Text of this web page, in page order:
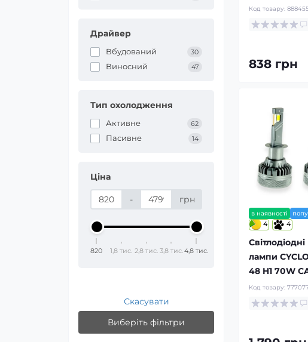
Драйвер
Вбудований 30
Виносний 47
Тип охолодження
Активне 62
Пасивне 14
Ціна
- грн
820 1,8 тис. 2,8 тис. 3,8 тис.4,8 тис.
Скасувати
Виберіть фільтри
Код товару:
838 грн
в наявності
4 4
лампи
48 H1 70W
Код товару: